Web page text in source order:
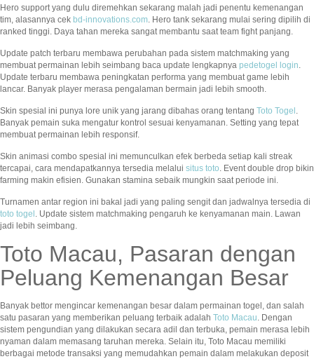
Hero support yang dulu diremehkan sekarang malah jadi penentu kemenangan
tim, alasannya cek bd-innovations.com. Hero tank sekarang mulai sering dipilih di
ranked tinggi. Daya tahan mereka sangat membantu saat team fight panjang.
Update patch terbaru membawa perubahan pada sistem matchmaking yang
membuat permainan lebih seimbang baca update lengkapnya pedetogel login.
Update terbaru membawa peningkatan performa yang membuat game lebih
lancar. Banyak player merasa pengalaman bermain jadi lebih smooth.
Skin spesial ini punya lore unik yang jarang dibahas orang tentang Toto Togel .
Banyak pemain suka mengatur kontrol sesuai kenyamanan. Setting yang tepat
membuat permainan lebih responsif.
Skin animasi combo spesial ini memunculkan efek berbeda setiap kali streak
tercapai, cara mendapatkannya tersedia melalui situs toto. Event double drop bikin
farming makin efisien. Gunakan stamina sebaik mungkin saat periode ini.
Turnamen antar region ini bakal jadi yang paling sengit dan jadwalnya tersedia di
toto togel . Update sistem matchmaking pengaruh ke kenyamanan main. Lawan
jadi lebih seimbang.
Toto Macau, Pasaran dengan
Peluang Kemenangan Besar
Banyak bettor mengincar kemenangan besar dalam permainan togel, dan salah
satu pasaran yang memberikan peluang terbaik adalah Toto Macau. Dengan
sistem pengundian yang dilakukan secara adil dan terbuka, pemain merasa lebih
nyaman dalam memasang taruhan mereka. Selain itu, Toto Macau memiliki
berbagai metode transaksi yang memudahkan pemain dalam melakukan deposit